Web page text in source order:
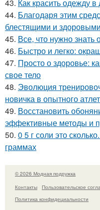
43. Как красить одежду
44. Благодаря этим
блестящими и здоровыми
45. Все, что нужно знать
46. Быстро и легко:
47. Просто о здоровье:
свое тело
48. Эволюция
новичка в опытного
49. Восстановить
эффективные методы и
50. 0 5 г соли это
граммах
© 2026 Модная подружка
Контакты
Пользовательское
Политика конфидециальности